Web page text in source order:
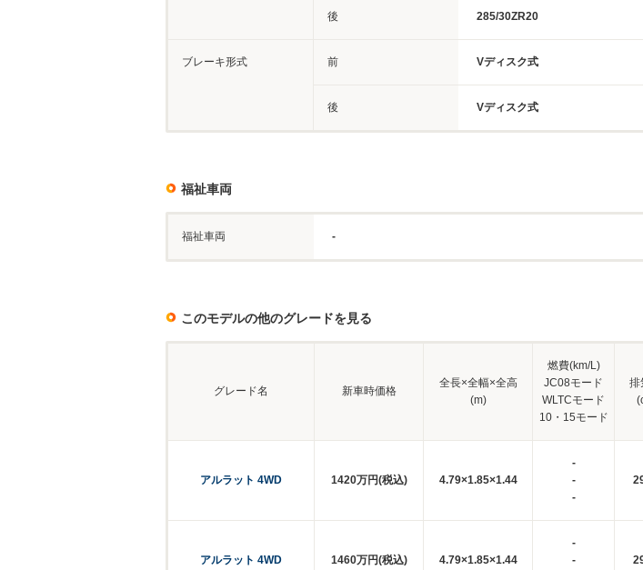
後 285/30ZR20
ブレーキ形式 前 Vディスク式
後 Vディスク式
福祉車両
福祉車両 -
このモデルの他のグレードを見る
グレード名 新車時価格
全長×全幅×全高
(m)
燃費(km/L)
JC08モード
WLTCモード
10・15モード
排
アルラット 4WD 1420万円(税込) 4.79×1.85×1.44
-
-
-
アルラット 4WD 1460万円(税込) 4.79×1.85×1.44
-
-